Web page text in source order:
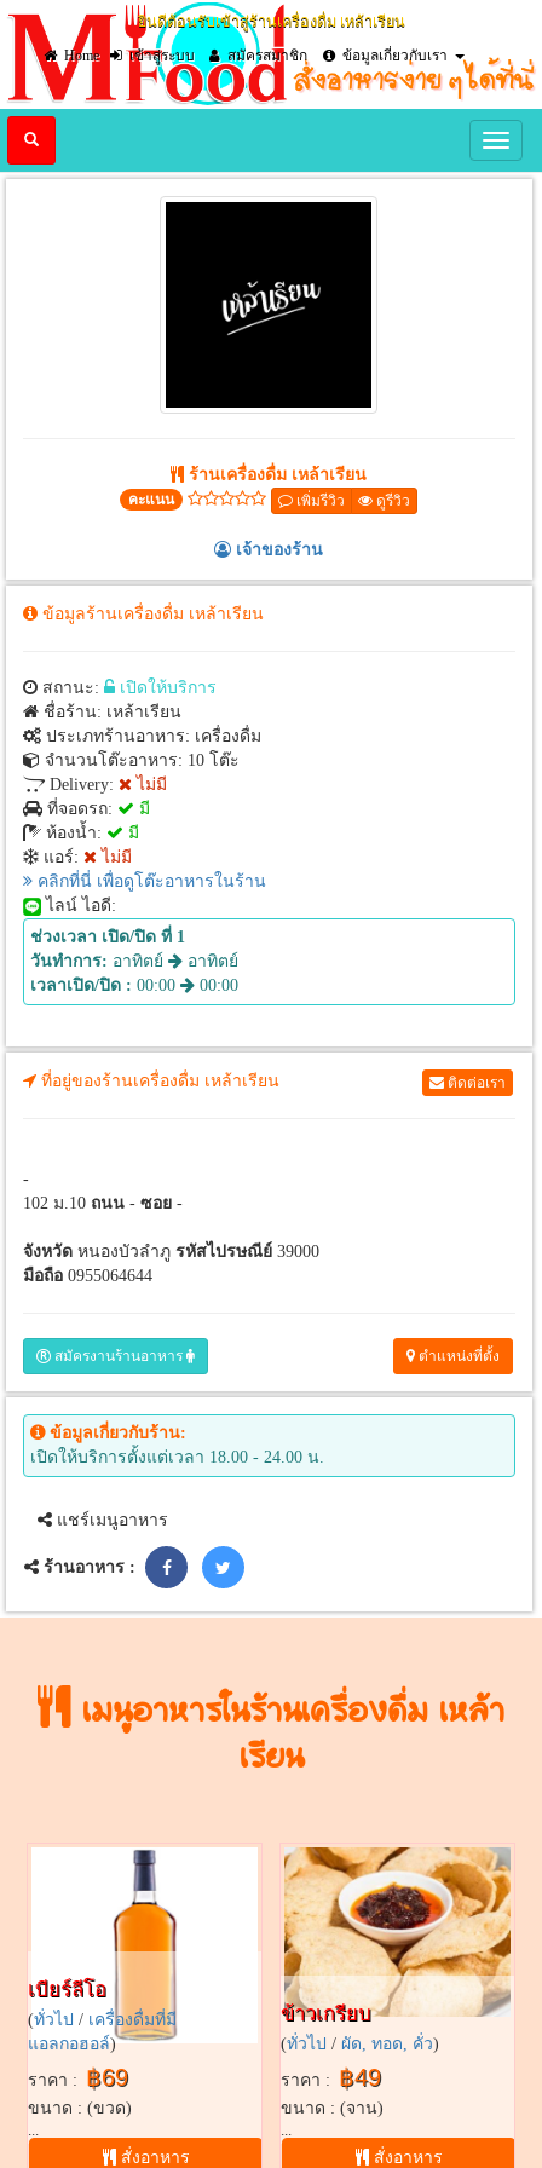
ยินดีต้อนรับเข้าสู่ร้านเครื่องดื่ม เหล้าเรียน
Home
เข้าสู่ระบบ สมัครสมาชิก ข้อมูลเกี่ยวกับเรา
ร้านเครื่องดื่ม เหล้าเรียน
คะแนน เพิ่มรีวิว ดูรีวิว
เจ้าของร้าน
ข้อมูลร้านเครื่องดื่ม เหล้าเรียน
สถานะ:
เปิดให้บริการ
ชื่อร้าน: เหล้าเรียน
ประเภทร้านอาหาร: เครื่องดื่ม
จำนวนโต๊ะอาหาร: 10 โต๊ะ
Delivery: ไม่มี
ที่จอดรถ: มี
ห้องน้ำ: มี
แอร์: ไม่มี
คลิกที่นี่ เพื่อดูโต๊ะอาหารในร้าน
ไลน์ ไอดี:
ช่วงเวลา เปิด/ปิด ที่ 1
วันทำการ: อาทิตย์
อาทิตย์
เวลาเปิด/ปิด : 00:00 00:00
ที่อยู่ของร้านเครื่องดื่ม เหล้าเรียน ติดต่อเรา
-
102 ม.10 ถนน - ซอย -
จังหวัด หนองบัวลำภู รหัสไปรษณีย์ 39000
มือถือ 0955064644
สมัครงานร้านอาหาร ตำแหน่งที่ตั้ง
ข้อมูลเกี่ยวกับร้าน:
เปิดให้บริการตั้งแต่เวลา 18.00 - 24.00 น.
แชร์เมนูอาหาร
ร้านอาหาร :
เมนูอาหารในร้านเครื่องดื่ม เหล้า
เรียน
เบียร์ลีโอ
(ทั่วไป / เครื่องดื่มที่มี
แอลกอฮอล์)
ราคา : ฿69
ขนาด : (ขวด)
...
สั่งอาหาร
ข้าวเกรียบ
(ทั่วไป / ผัด, ทอด, คั่ว)
ราคา : ฿49
ขนาด : (จาน)
...
สั่งอาหาร